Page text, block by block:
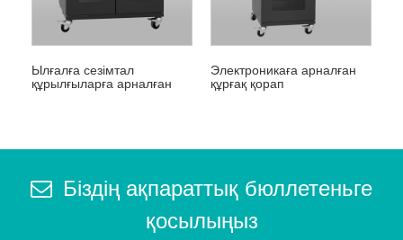
Ылғалға сезімтал
құрылғыларға арналған
Электроникаға арналған
құрғақ қорап
Біздің ақпараттық бюллетеньге
қосылыңыз